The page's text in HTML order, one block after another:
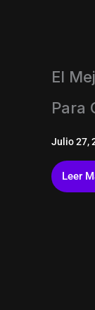
El
Para
Julio 27,
Leer